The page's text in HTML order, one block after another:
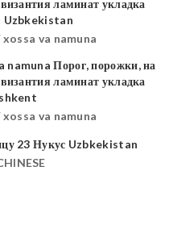
xossa va namuna
xossa va namuna